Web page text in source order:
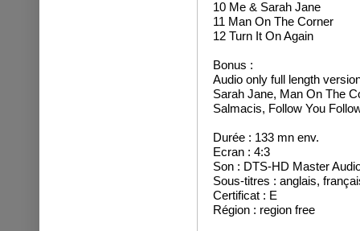
10 Me & Sarah Jane
11 Man On The Corner
12 Turn It On Again
Bonus :
Audio only full length
Sarah Jane, Man On The
Salmacis, Follow You
Durée : 133 mn env.
Ecran : 4:3
Son : DTS-HD Master
Sous-titres : anglais,
Certificat : E
Région : region free